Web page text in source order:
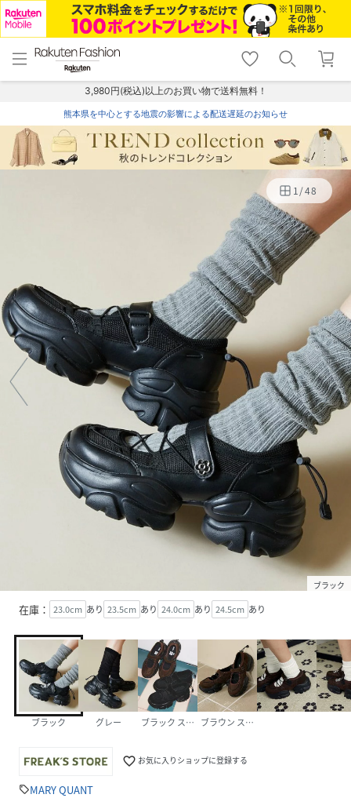
menu home
トップ
shopping_cart lock_outline
ログイン
3,980円(税込)以上のお買い物で送料無料！
熊本県を中心とする地震の影響による配送遅延のお知らせ
1/48
ブラック
在庫： 23.0cm あり 23.5cm あり 24.0cm あり 24.5cm あり
ブラック グレー ブラック スエードブラウン スエード
favorite_border お気に入りショップに登録する
sellMARY QUANT